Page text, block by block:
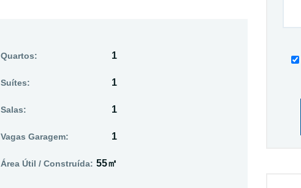
Quartos: 1
Suítes: 1
Salas: 1
Vagas Garagem: 1
Área Útil / Construída: 55㎡